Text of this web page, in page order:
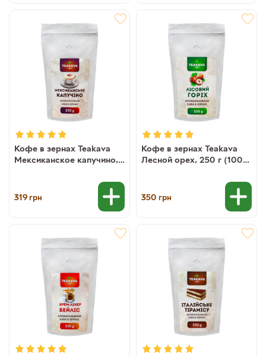
Кофе в зернах Teakava
Мексиканское капучино,
319грн
Кофе в зернах Teakava
Лесной орех, 250 г (100%
350 грн